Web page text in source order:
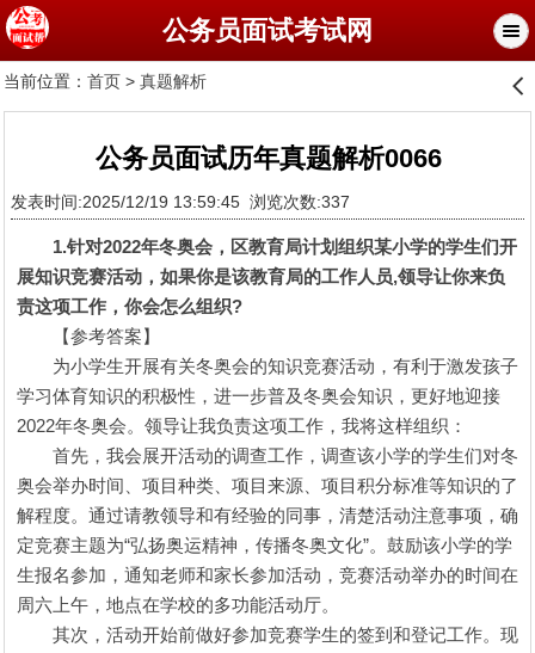
公务员面试考试网
当前位置： 首页> 真题解析 󰊒
公务员面试历年真题解析0066
发表时间:2025/12/19 13:59:45 浏览次数:337
1.针对2022年冬奥会，区教育局计划组织某小学的学生们开
展知识竞赛活动，如果你是该教育局的工作人员,领导让你来负
责这项工作，你会怎么组织?
【参考答案】
为小学生开展有关冬奥会的知识竞赛活动，有利于激发孩子
学习体育知识的积极性，进一步普及冬奥会知识，更好地迎接
2022年冬奥会。领导让我负责这项工作，我将这样组织：
首先，我会展开活动的调查工作，调查该小学的学生们对冬
奥会举办时间、项目种类、项目来源、项目积分标准等知识的了
解程度。通过请教领导和有经验的同事，清楚活动注意事项，确
定竞赛主题为“弘扬奥运精神，传播冬奥文化”。鼓励该小学的学
生报名参加，通知老师和家长参加活动，竞赛活动举办的时间在
周六上午，地点在学校的多功能活动厅。
其次，活动开始前做好参加竞赛学生的签到和登记工作。现